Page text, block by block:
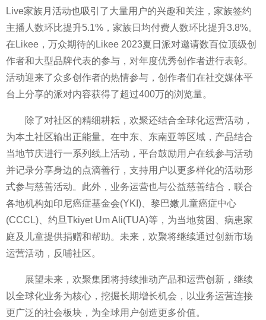
Live家族月活动也吸引了大量用户的兴趣和关注，家族签约
主播人数环比提升5.1%，家族日均付费人数环比提升3.8%。
在Likee，万众期待的Likee 2023夏日派对邀请数百位顶级创
作者和大型品牌代表的参与，对年度优秀创作者进行表彰。
活动迎来了众多创作者的热情参与，创作者们在社交媒体平
台上分享的派对内容获得了超过400万的浏览量。
除了对社区的精细耕耘，欢聚还结合全球化运营活动，
为本土社区输出正能量。在中东、东南亚等区域，产品结合
当地节庆进行一系列线上活动， 平台鼓励用户在线参与活动
并记录分享身边的点滴善行，支持用户以更多样化的活动形
式参与慈善活动。此外，业务运营也与公益慈善结合，联合
各地机构如印尼癌症基金会(YKI)、黎巴嫩儿童癌症中心
(CCCL)、约旦Tkiyet Um Ali(TUA)等，为当地贫困、病患家
庭及儿童提供捐赠和帮助。未来，欢聚将继续通过创新市场
运营活动，反哺社区。
展望未来，欢聚集团将持续推动产品和运营创新，继续
以全球化业务为核心，挖掘长期增长机会，以业务运营连接
更广泛的社会板块，为全球用户创造更多价值。